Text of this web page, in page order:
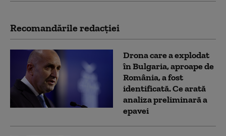
Recomandările redacţiei
Drona care a explodat
în Bulgaria, aproape de
România, a fost
identificată. Ce arată
analiza preliminară a
epavei